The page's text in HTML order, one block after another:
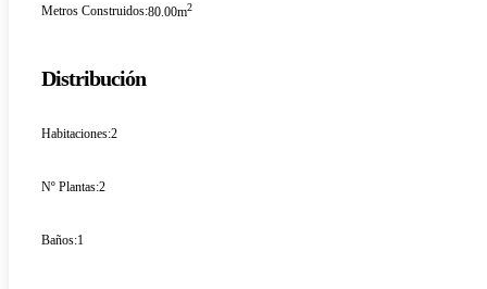
Metros Construidos:80.00m2
Distribución
Habitaciones:2
Nº Plantas:2
Baños:1